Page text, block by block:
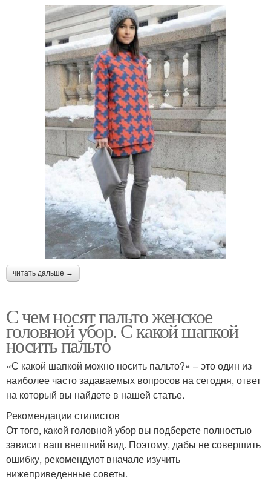
читать дальше →
С чем носят пальто женское
головной убор. С какой шапкой
носить пальто
«С какой шапкой можно носить пальто?» – это один из
наиболее часто задаваемых вопросов на сегодня, ответ
на который вы найдете в нашей статье.
Рекомендации стилистов
От того, какой головной убор вы подберете полностью
зависит ваш внешний вид. Поэтому, дабы не совершить
ошибку, рекомендуют вначале изучить
нижеприведенные советы.